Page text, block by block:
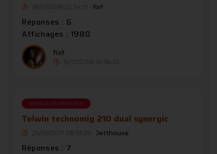
18/07/2018 22:34:51 - fix!!
Réponses : 6
Affichages : 1980
fix!!
19/07/2018 18:56:53
RETOUR D'EXPÉRIENCE
Telwin technomig 210 dual synergic
26/06/2017 08:19:29 - Jetthouse
Réponses : 7